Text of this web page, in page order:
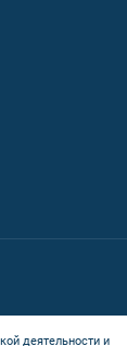
деятельности и